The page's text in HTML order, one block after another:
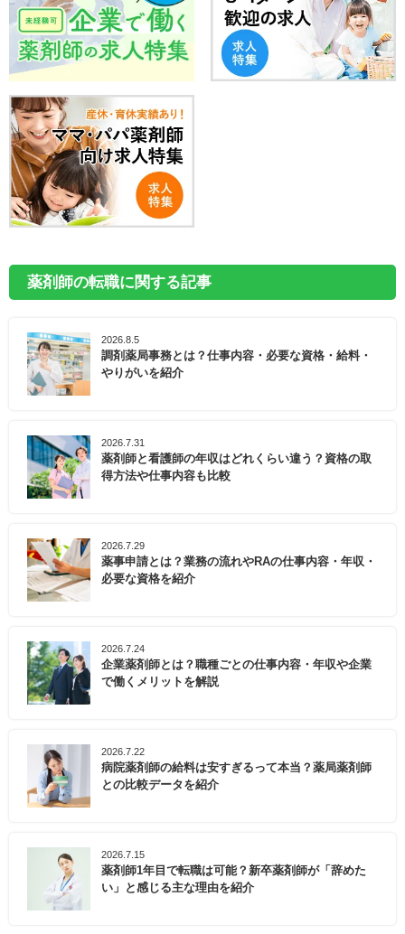
薬剤師の転職に関する記事
2026.8.5
調剤薬局事務とは？仕事内容・必要な資格・給料・
やりがいを紹介
2026.7.31
薬剤師と看護師の年収はどれくらい違う？資格の取
得方法や仕事内容も比較
2026.7.29
薬事申請とは？業務の流れやRAの仕事内容・年収・
必要な資格を紹介
2026.7.24
企業薬剤師とは？職種ごとの仕事内容・年収や企業
で働くメリットを解説
2026.7.22
病院薬剤師の給料は安すぎるって本当？薬局薬剤師
との比較データを紹介
2026.7.15
薬剤師1年目で転職は可能？新卒薬剤師が「辞めた
い」と感じる主な理由を紹介